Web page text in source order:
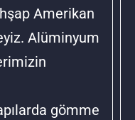
Amerikan
Alüminyum
gömme